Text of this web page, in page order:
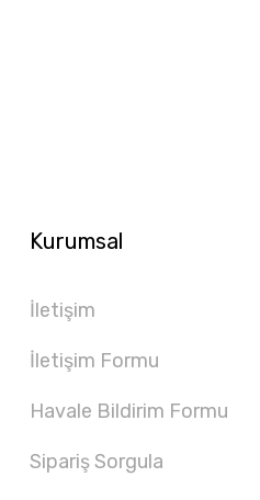
Kurumsal
İletişim
İletişim Formu
Havale Bildirim Formu
Sipariş Sorgula